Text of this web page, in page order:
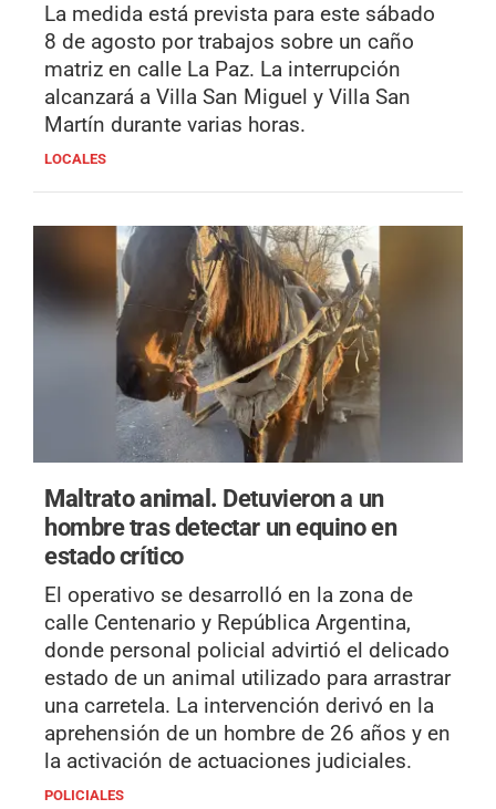
La medida está prevista para este sábado
8 de agosto por trabajos sobre un caño
matriz en calle La Paz. La interrupción
alcanzará a Villa San Miguel y Villa San
Martín durante varias horas.
LOCALES
Maltrato animal. Detuvieron a un
hombre tras detectar un equino en
estado crítico
El operativo se desarrolló en la zona de
calle Centenario y República Argentina,
donde personal policial advirtió el delicado
estado de un animal utilizado para arrastrar
una carretela. La intervención derivó en la
aprehensión de un hombre de 26 años y en
la activación de actuaciones judiciales.
POLICIALES